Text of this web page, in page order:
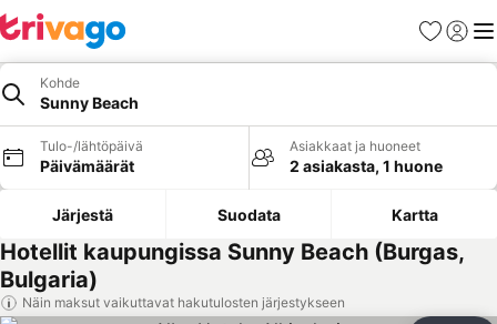
Suosikit
Kohde
Sunny Beach
Tulo-/lähtöpäivä
Päivämäärät
Asiakkaat ja huoneet
2 asiakasta, 1 huone
Järjestä Suodata Kartta
Hotellit kaupungissa Sunny Beach (Burgas,
Bulgaria)
Näin maksut vaikuttavat hakutulosten järjestykseen